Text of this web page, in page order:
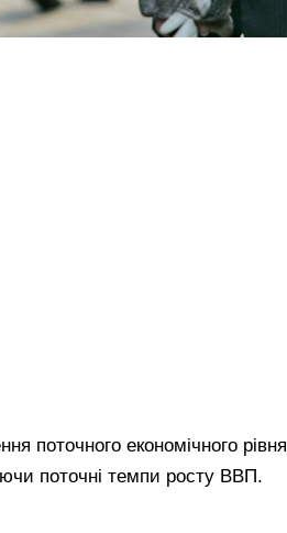
поточного економічного рівня
поточні темпи росту ВВП.